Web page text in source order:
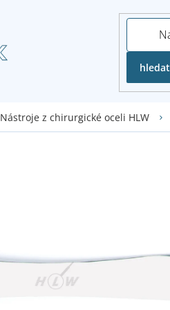
hledat
Nástroje z chirurgické oceli HLW